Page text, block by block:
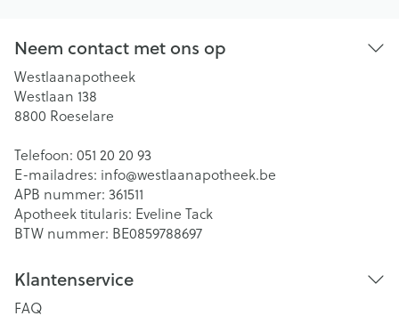
Neem contact met ons op
Westlaanapotheek
Westlaan 138
8800 Roeselare
Telefoon: 051 20 20 93
E-mailadres: info@westlaanapotheek.be
APB nummer: 361511
Apotheek titularis: Eveline Tack
BTW nummer: BE0859788697
Klantenservice
FAQ